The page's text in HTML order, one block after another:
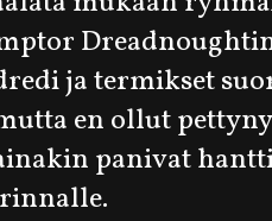
ja termikset
en ollut
panivat